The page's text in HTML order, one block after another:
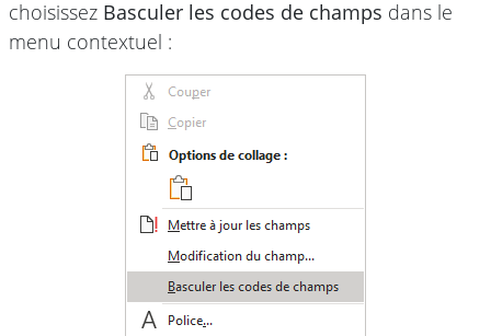
choisissez Basculer les codes de champs dans le
menu contextuel :